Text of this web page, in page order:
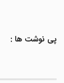
پی نوشت ها :